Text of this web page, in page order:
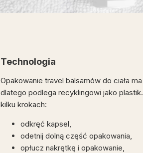
Technologia
Opakowanie travel balsamów do ciała
dlatego podlega recyklingowi jako
kilku krokach:
odkręć kapsel,
odetnij dolną część opakowania,
opłucz nakrętkę i opakowanie,